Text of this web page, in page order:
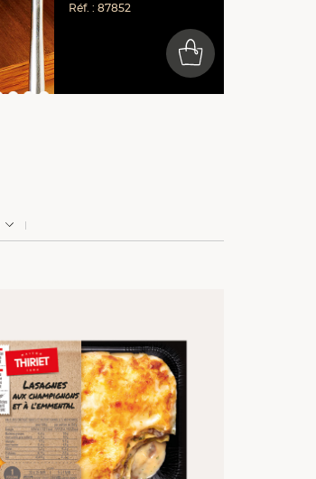
Réf. : 87852
0